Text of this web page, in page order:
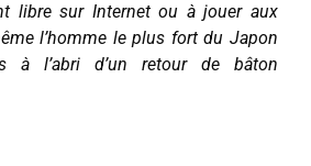
libre sur Internet ou à jouer aux
l’homme le plus fort du Japon
à l’abri d’un retour de bâton